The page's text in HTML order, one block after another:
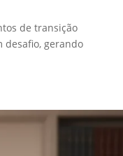
de transição
desafio, gerando